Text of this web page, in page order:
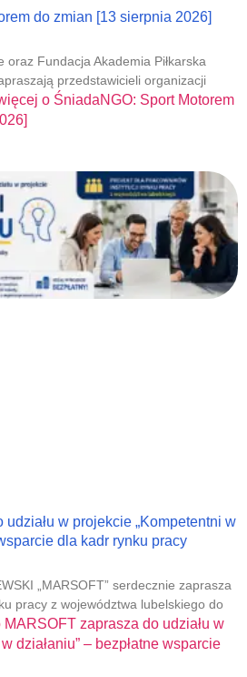
do zmian [13 sierpnia 2026]
Fundacja Akademia Piłkarska
przedstawicieli organizacji
o ŚniadaNGO: Sport Motorem
w projekcie „Kompetentni w
dla kadr rynku pracy
„MARSOFT” serdecznie zaprasza
pracy z województwa lubelskiego do
MARSOFT zaprasza do udziału w
działaniu” – bezpłatne wsparcie